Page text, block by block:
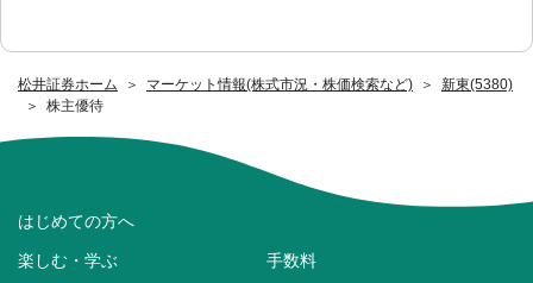
松井証券ホーム マーケット情報(株式市況・株価検索など)
新東(5380)
株主優待
はじめての方へ
楽しむ・学ぶ 手数料